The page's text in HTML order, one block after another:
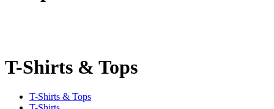
T-Shirts & Tops
T-Shirts & Tops